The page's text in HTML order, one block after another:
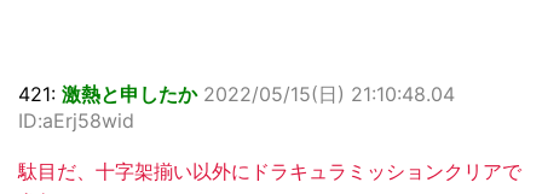
421: 激熱と申したか 2022/05/15(日) 21:10:48.04
ID:aErj58wid
駄目だ、十字架揃い以外にドラキュラミッションクリアで